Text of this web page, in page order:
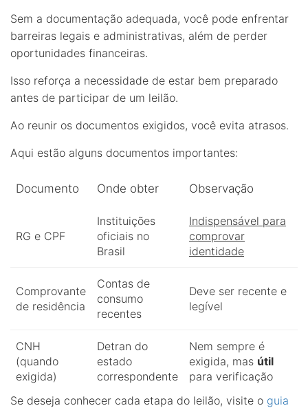
Sem a documentação adequada, você pode enfrentar
barreiras legais e administrativas, além de perder
oportunidades financeiras.
Isso reforça a necessidade de estar bem preparado
antes de participar de um leilão.
Ao reunir os documentos exigidos, você evita atrasos.
Aqui estão alguns documentos importantes:
Documento Onde obter Observação
RG e CPF
Instituições
oficiais no
Brasil
Indispensável para
comprovar
identidade
Comprovante
de residência
Contas de
consumo
recentes
Deve ser recente e
legível
CNH
(quando
exigida)
Detran do
estado
correspondente
Nem sempre é
exigida, mas útil
para verificação
Se deseja conhecer cada etapa do leilão, visite o guia